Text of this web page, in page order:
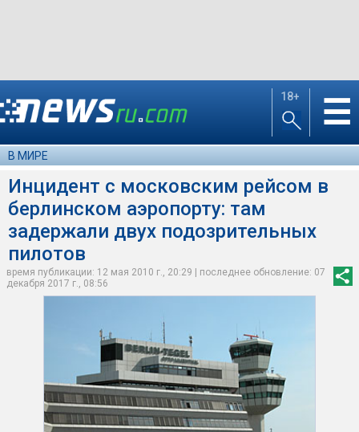
18+ ☰
В МИРЕ
Инцидент с московским рейсом в
берлинском аэропорту: там
задержали двух подозрительных
пилотов
время публикации: 12 мая 2010 г., 20:29 | последнее обновление: 07
декабря 2017 г., 08:56